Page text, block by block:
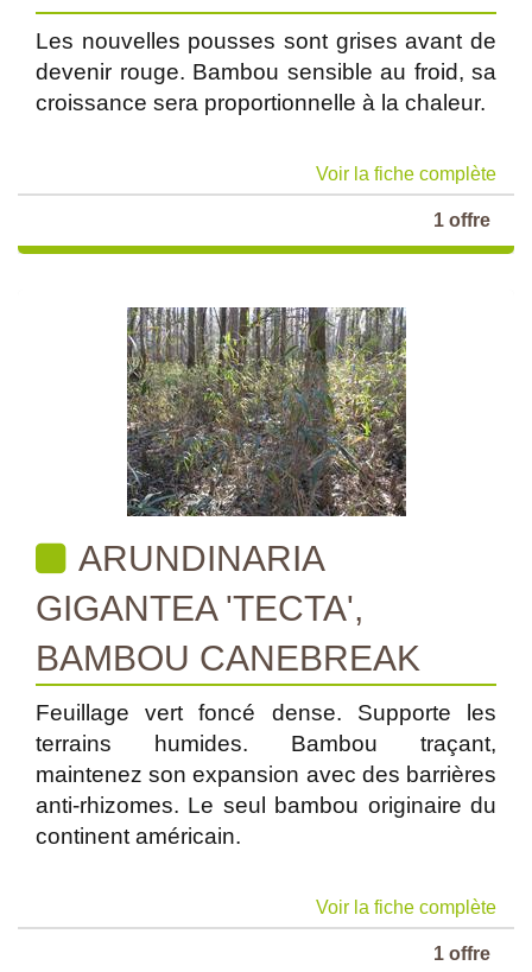
Les nouvelles pousses sont grises avant de
devenir rouge. Bambou sensible au froid, sa
croissance sera proportionnelle à la chaleur.
Voir la fiche complète
1 offre
ARUNDINARIA
GIGANTEA 'TECTA',
BAMBOU CANEBREAK
Feuillage vert foncé dense. Supporte les
terrains humides. Bambou traçant,
maintenez son expansion avec des barrières
anti-rhizomes. Le seul bambou originaire du
continent américain.
Voir la fiche complète
1 offre